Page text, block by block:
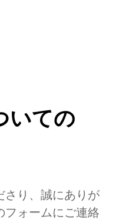
いての
さり、誠にありが
フォームにご連絡